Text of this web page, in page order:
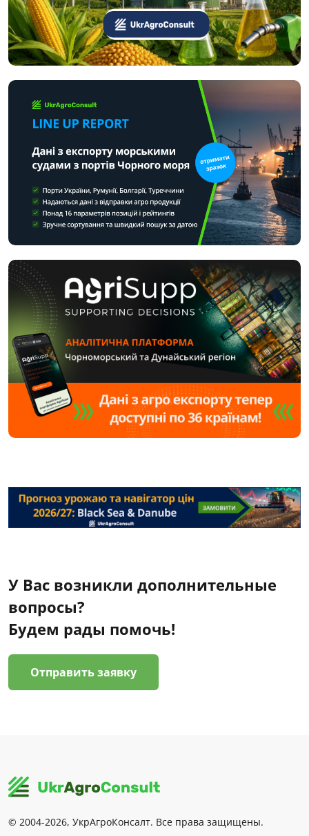
У Вас возникли дополнительные
вопросы?
Будем рады помочь!
Отправить заявку
© 2004-2026, УкрАгроКонсалт. Все права защищены.